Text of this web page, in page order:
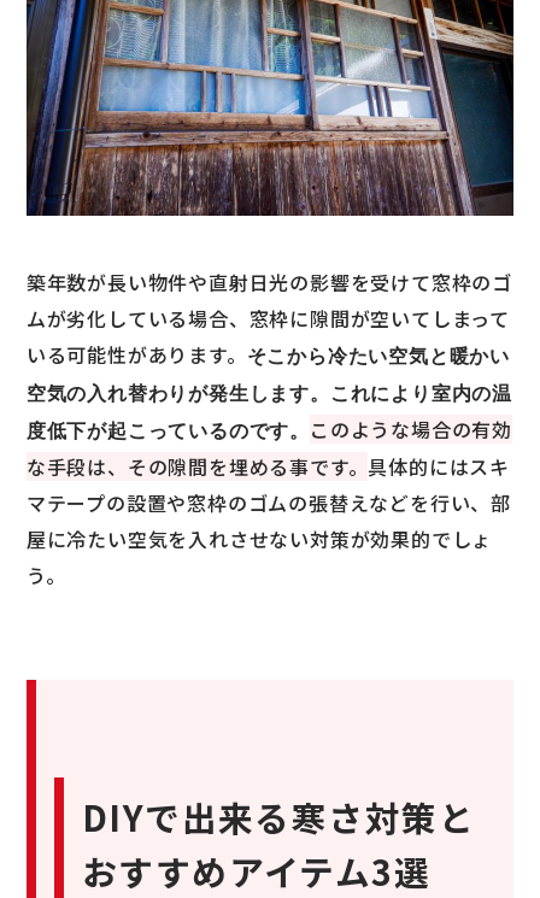
築年数が長い物件や直射日光の影響を受けて窓枠のゴ
ムが劣化している場合、窓枠に隙間が空いてしまって
いる可能性があります。 そこから冷たい空気と暖かい
空気の入れ替わりが発生します。これにより室内の温
度低下が起こっているのです。 このような場合の有効
な手段は、その隙間を埋める事です。具体的にはスキ
マテープの設置や窓枠のゴムの張替えなどを行い、部
屋に冷たい空気を入れさせない対策が効果的でしょ
う。
DIYで出来る寒さ対策と
おすすめアイテム3選